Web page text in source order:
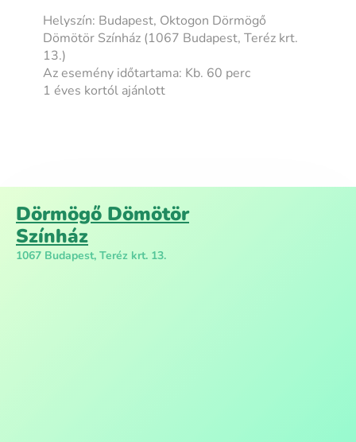
Helyszín: Budapest, Oktogon Dörmögő
Dömötör Színház (1067 Budapest, Teréz krt.
13.)
Az esemény időtartama: Kb. 60 perc
1 éves kortól ajánlott
Dörmögő Dömötör
Színház
1067 Budapest, Teréz krt. 13.